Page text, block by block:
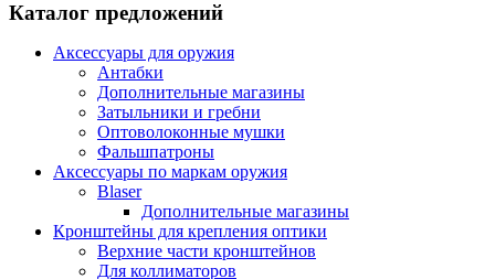
Каталог предложений
Аксессуары для оружия
Антабки
Дополнительные магазины
Затыльники и гребни
Оптоволоконные мушки
Фальшпатроны
Аксессуары по маркам оружия
Blaser
Дополнительные магазины
Кронштейны для крепления оптики
Верхние части кронштейнов
Для коллиматоров